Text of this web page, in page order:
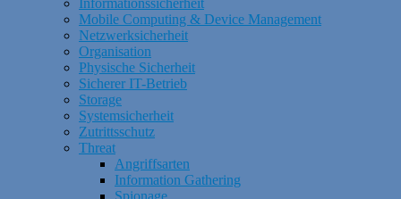
Informationssicherheit
Mobile Computing & Device Management
Netzwerksicherheit
Organisation
Physische Sicherheit
Sicherer IT-Betrieb
Storage
Systemsicherheit
Zutrittsschutz
Threat
Angriffsarten
Information Gathering